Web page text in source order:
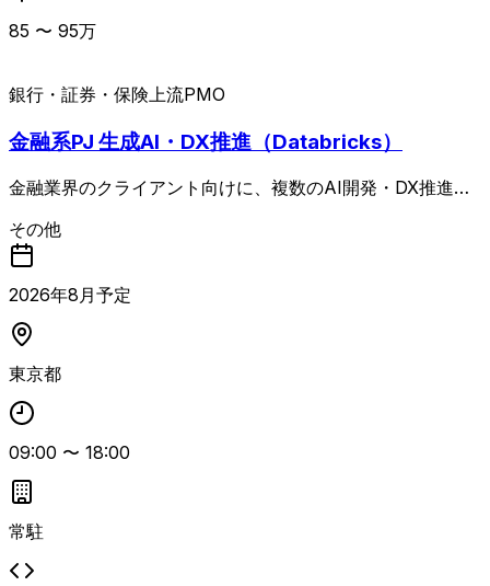
rk）のパフォーマンスチューニング - 障害発生時の調査・
（Cursor／Claude Code等）を活用した開発生産性の向上
85 〜 95万
銀行・証券・保険上流PMO
金融系PJ 生成AI・DX推進（Databricks）
金融業界のクライアント向けに、複数のAI開発・DX推進プ
トの初期開発を終え、生成AIを事業価値につなげる実装・
運用フェーズにあり、追加機能の企画・実装、利用率向上、
業務効率化、ROI最大化に向けたプロジェクト推進を担当し
ます。 主な業務は、顧客との要件整理・業務ヒアリング、
プロジェクト計画の策定・推進、AI／システム開発におけ
管理・マネジメント、顧客との定例会議やステークホルダー
マネジメント、課題・リスク管理、提案資料・報告資料など
のドキュメント作成、Databricksを活用したデータ基盤／A
I基盤の最適化推進、AIエージェント運用に向けたアーキテ
クチャ設計およびガバナンス整備支援などです。
その他
2026年8月予定
東京都
09:00 〜 18:00
常駐